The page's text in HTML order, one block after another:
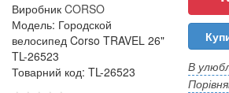
Виробник CORSO
Модель: Городской
велосипед Corso TRAVEL 26"
TL-26523
Товарний код: TL-26523
В